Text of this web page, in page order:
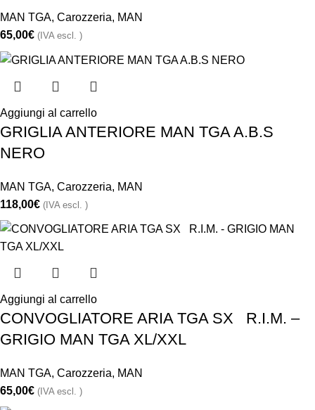
MAN TGA, Carozzeria, MAN
65,00€ (IVA escl. )
Aggiungi al carrello
GRIGLIA ANTERIORE MAN TGA A.B.S
NERO
MAN TGA, Carozzeria, MAN
118,00€ (IVA escl. )
Aggiungi al carrello
CONVOGLIATORE ARIA TGA SX R.I.M. –
GRIGIO MAN TGA XL/XXL
MAN TGA, Carozzeria, MAN
65,00€ (IVA escl. )